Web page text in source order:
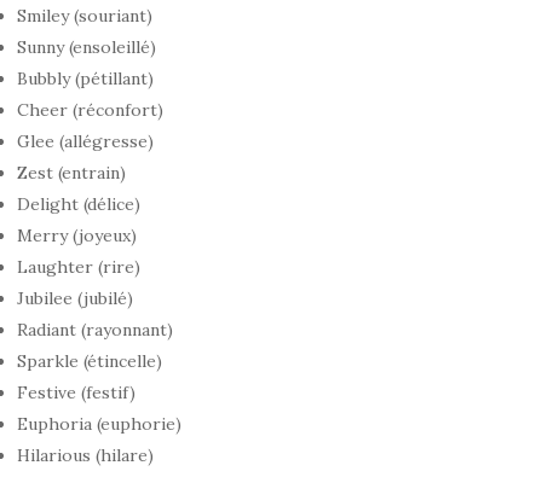
Smiley (souriant)
Sunny (ensoleillé)
Bubbly (pétillant)
Cheer (réconfort)
Glee (allégresse)
Zest (entrain)
Delight (délice)
Merry (joyeux)
Laughter (rire)
Jubilee (jubilé)
Radiant (rayonnant)
Sparkle (étincelle)
Festive (festif)
Euphoria (euphorie)
Hilarious (hilare)